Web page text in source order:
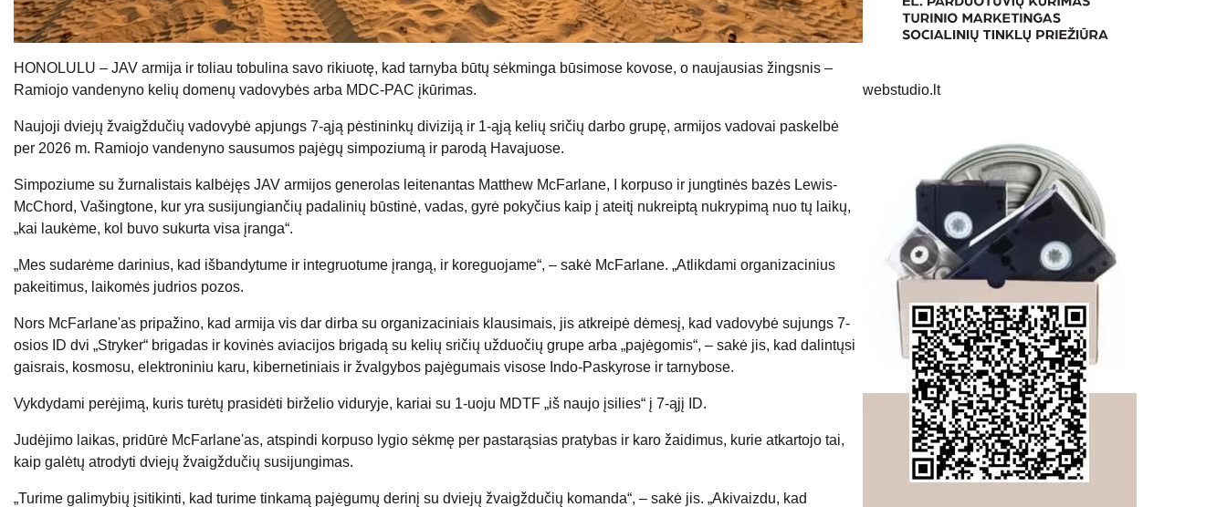
HONOLULU – JAV armija ir toliau tobulina savo rikiuotę, kad tarnyba būtų sėkminga būsimose kovose, o naujausias žingsnis –
Ramiojo vandenyno kelių domenų vadovybės arba MDC-PAC įkūrimas.
Naujoji dviejų žvaigždučių vadovybė apjungs 7-ąją pėstininkų diviziją ir 1-ąją kelių sričių darbo grupę, armijos vadovai paskelbė
per 2026 m. Ramiojo vandenyno sausumos pajėgų simpoziumą ir parodą Havajuose.
Simpoziume su žurnalistais kalbėjęs JAV armijos generolas leitenantas Matthew McFarlane, I korpuso ir jungtinės bazės Lewis-
McChord, Vašingtone, kur yra susijungiančių padalinių būstinė, vadas, gyrė pokyčius kaip į ateitį nukreiptą nukrypimą nuo tų laikų,
„kai laukėme, kol buvo sukurta visa įranga“.
„Mes sudarėme darinius, kad išbandytume ir integruotume įrangą, ir koreguojame“, – sakė McFarlane. „Atlikdami organizacinius
pakeitimus, laikomės judrios pozos.
Nors McFarlane'as pripažino, kad armija vis dar dirba su organizaciniais klausimais, jis atkreipė dėmesį, kad vadovybė sujungs 7-
osios ID dvi „Stryker“ brigadas ir kovinės aviacijos brigadą su kelių sričių užduočių grupe arba „pajėgomis“, – sakė jis, kad dalintųsi
gaisrais, kosmosu, elektroniniu karu, kibernetiniais ir žvalgybos pajėgumais visose Indo-Paskyrose ir tarnybose.
Vykdydami perėjimą, kuris turėtų prasidėti birželio viduryje, kariai su 1-uoju MDTF „iš naujo įsilies“ į 7-ąjį ID.
Judėjimo laikas, pridūrė McFarlane'as, atspindi korpuso lygio sėkmę per pastarąsias pratybas ir karo žaidimus, kurie atkartojo tai,
kaip galėtų atrodyti dviejų žvaigždučių susijungimas.
„Turime galimybių įsitikinti, kad turime tinkamą pajėgumų derinį su dviejų žvaigždučių komanda“, – sakė jis. „Akivaizdu, kad
webstudio.lt